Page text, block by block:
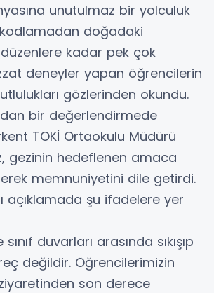
unutulmaz bir yolculuk
doğadaki
kadar pek çok
deneyler yapan öğrencilerin
gözlerinden okundu.
bir değerlendirmede
TOKİ Ortaokulu Müdürü
gezinin hedeflenen amaca
memnuniyetini dile getirdi.
açıklamada şu ifadelere yer
duvarları arasında sıkışıp
değildir. Öğrencilerimizin
son derece